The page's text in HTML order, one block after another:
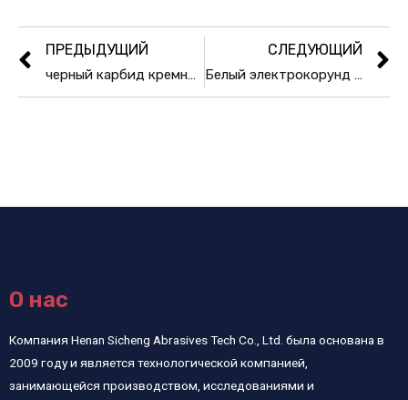
ПРЕДЫДУЩИЙ
черный карбид кремния для огнеупорных тиглей
СЛЕДУЮЩИЙ
Белый электрокорунд для пенокерамики
О нас
Компания Henan Sicheng Abrasives Tech Co., Ltd. была основана в
2009 году и является технологической компанией,
занимающейся производством, исследованиями и